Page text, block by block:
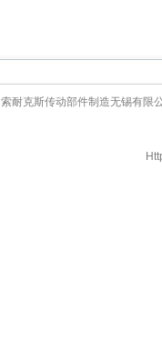
索耐克斯传动部件制造无锡有限